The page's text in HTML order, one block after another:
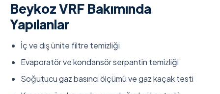
Beykoz VRF Bakımında
Yapılanlar
İç ve dış ünite filtre temizliği
Evaporatör ve kondansör serpantin temizliği
Soğutucu gaz basıncı ölçümü ve gaz kaçak testi